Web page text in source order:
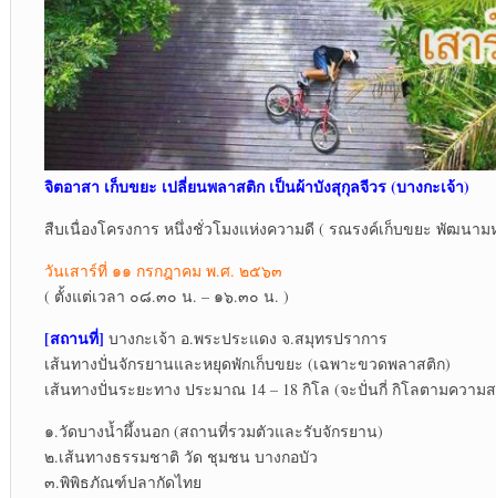
จิตอาสา เก็บขยะ เปลี่ยนพลาสติก เป็นผ้าบังสุกุลจีวร (บางกะเจ้า)
สืบเนื่องโครงการ หนึ่งชั่วโมงแห่งความดี ( รณรงค์เก็บขยะ พัฒนา
วันเสาร์ที่ ๑๑ กรกฎาคม พ.ศ. ๒๕๖๓
( ตั้งแต่เวลา ๐๘.๓๐ น. – ๑๖.๓๐ น. )
[สถานที่] บางกะเจ้า อ.พระประแดง จ.สมุทรปราการ
เส้นทางปั่นจักรยานและหยุดพักเก็บขยะ (เฉพาะขวดพลาสติก)
เส้นทางปั่นระยะทาง ประมาณ 14 – 18 กิโล (จะปั่นกี่ กิโลตามความ
๑.วัดบางน้ำผึ้งนอก (สถานที่รวมตัวและรับจักรยาน)
๒.เส้นทางธรรมชาติ วัด ชุมชน บางกอบัว
๓.พิพิธภัณฑ์ปลากัดไทย